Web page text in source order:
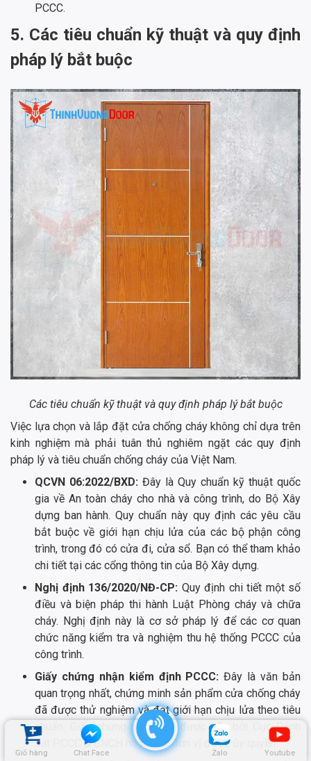
Giỏ hàng Chat Face Zalo Youtube
PCCC.
5. Các tiêu chuẩn kỹ thuật và quy định
pháp lý bắt buộc
Các tiêu chuẩn kỹ thuật và quy định pháp lý bắt buộc
Việc lựa chọn và lắp đặt cửa chống cháy không chỉ dựa trên
kinh nghiệm mà phải tuân thủ nghiêm ngặt các quy định
pháp lý và tiêu chuẩn chống cháy của Việt Nam.
QCVN 06:2022/BXD: Đây là Quy chuẩn kỹ thuật quốc
gia về An toàn cháy cho nhà và công trình, do Bộ Xây
dựng ban hành. Quy chuẩn này quy định các yêu cầu
bắt buộc về giới hạn chịu lửa của các bộ phận công
trình, trong đó có cửa đi, cửa sổ. Bạn có thể tham khảo
chi tiết tại các cổng thông tin của Bộ Xây dựng.
Nghị định 136/2020/NĐ-CP: Quy định chi tiết một số
điều và biện pháp thi hành Luật Phòng cháy và chữa
cháy. Nghị định này là cơ sở pháp lý để các cơ quan
chức năng kiểm tra và nghiệm thu hệ thống PCCC của
công trình.
Giấy chứng nhận kiểm định PCCC: Đây là văn bản
quan trọng nhất, chứng minh sản phẩm cửa chống cháy
đã được thử nghiệm và đạt giới hạn chịu lửa theo tiêu
chuẩn. Giấy chứng nhận này được cấp bởi Cục Cảnh
sát PCCC & CNCH hoặc các đơn vị được ủy quyền.